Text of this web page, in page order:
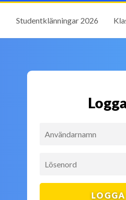
Studentklänningar 2026